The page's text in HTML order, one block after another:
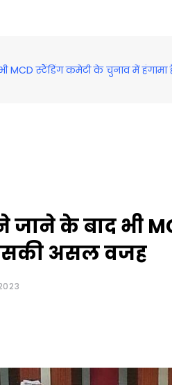
MCD स्टैंडिंग कमेटी के चुनाव में
जाने के बाद भी
असल वजह